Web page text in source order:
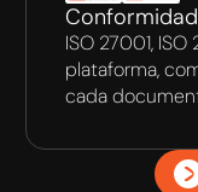
ISO 27001,
plataforma,
cada